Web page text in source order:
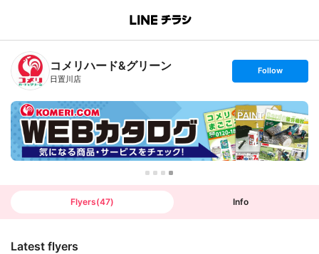
B
n
T
コメリハード&グリーン
日置川店
s
t
o
l
l
o
w
Follow
Flyers(47) Info
Latest flyers